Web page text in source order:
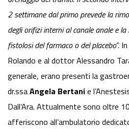
2 settimane dal primo prevede la
degli orifizi interni al canale anale e
fistolosi del farmaco o del placebo”.
Rolando e al dottor Alessandro
generale, erano presenti la
dr.ssaAngela Bertanie
Dall’Ara. Attualmente sono oltre
afferiscono all’ambulatorio